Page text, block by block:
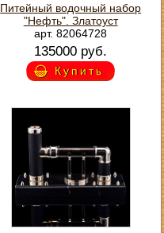
Питейный водочный набор
"Нефть". Златоуст
арт. 82064728
135000 руб.
Купить